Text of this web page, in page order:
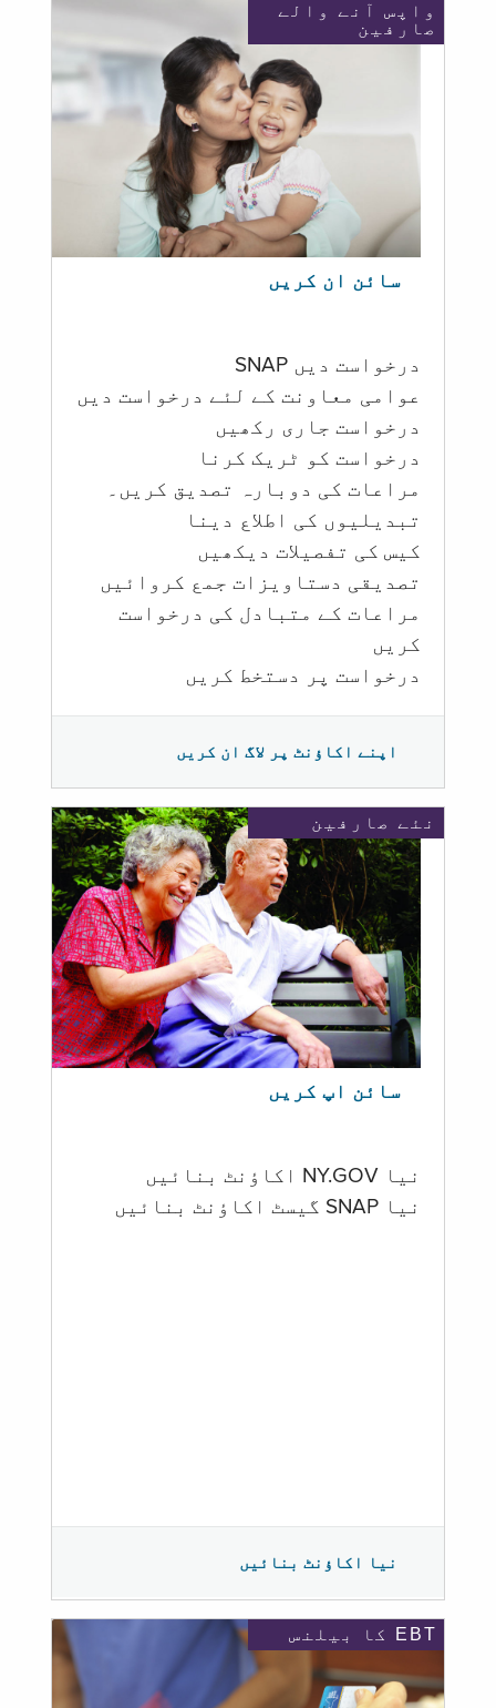
واپس آنے والے
صارفین
سائن ان کریں
درخواست دیں SNAP
عوامی معاونت کے لئے درخواست دیں
درخواست جاری رکھیں
درخواست کو ٹریک کرنا
مراعات کی دوبارہ تصدیق کریں۔
تبدیلیوں کی اطلاع دینا
کیس کی تفصیلات دیکھیں
تصدیقی دستاویزات جمع کروائیں
مراعات کے متبادل کی درخواست
کریں
درخواست پر دستخط کریں
اپنے اکاؤنٹ پر لاگ ان کریں
نئے صارفین
سائن اپ کریں
نیا NY.GOV اکاؤنٹ بنائیں
نیا SNAP گیسٹ اکاؤنٹ بنائیں
نیا اکاؤنٹ بنائیں
EBT کا بیلنس